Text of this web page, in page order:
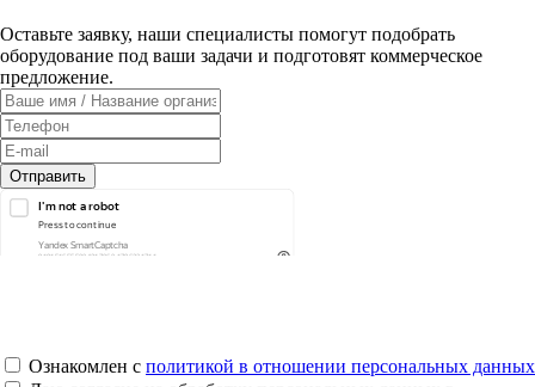
Оставьте заявку, наши специалисты помогут подобрать
оборудование под ваши задачи и подготовят коммерческое
предложение.
Ознакомлен с политикой в отношении персональных данных